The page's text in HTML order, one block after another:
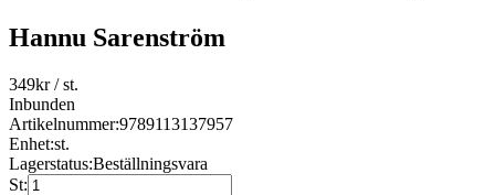
Hannu Sarenström
349kr/ st.
Inbunden
Artikelnummer:9789113137957
Enhet:st.
Lagerstatus:Beställningsvara
St: